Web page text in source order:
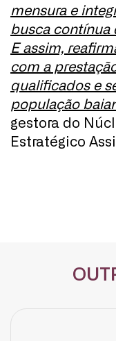
mensura e
busca contínua
E assim,
com a
qualificados e
população
gestora do
Estratégico